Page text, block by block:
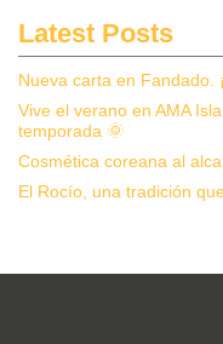
Latest Posts
Nueva carta en Fandado.
Vive el verano en AMA
temporada 🌞
Cosmética coreana al
El Rocío, una tradición